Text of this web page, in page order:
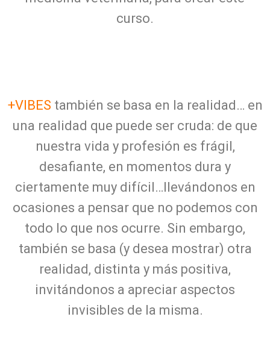
curso.
+VIBES también se basa en la realidad… en
una realidad que puede ser cruda: de que
nuestra vida y profesión es frágil,
desafiante, en momentos dura y
ciertamente muy difícil…llevándonos en
ocasiones a pensar que no podemos con
todo lo que nos ocurre. Sin embargo,
también se basa (y desea mostrar) otra
realidad, distinta y más positiva,
invitándonos a apreciar aspectos
invisibles de la misma.